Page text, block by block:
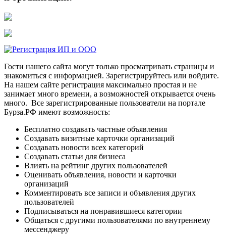
Гости нашего сайта могут только просматривать страницы и
знакомиться с информацией. Зарегистрируйтесь или войдите.
На нашем сайте регистрация максимально простая и не
занимает много времени, а возможностей открывается очень
много. Все зарегистрированные пользователи на портале
Бурза.РФ имеют возможность:
Бесплатно создавать частные объявления
Создавать визитные карточки организаций
Создавать новости всех категорий
Создавать статьи для бизнеса
Влиять на рейтинг других пользователей
Оценивать объявления, новости и карточки
организаций
Комментировать все записи и объявления других
пользователей
Подписываться на понравившиеся категории
Общаться с другими пользователями по внутреннему
мессенджеру